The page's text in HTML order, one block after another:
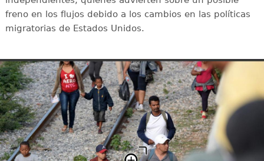
freno en los flujos debido a los cambios en las políticas
migratorias de Estados Unidos.